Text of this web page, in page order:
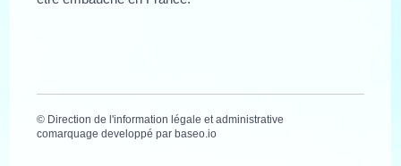
© Direction de l'information légale et administrative
comarquage developpé par baseo.io